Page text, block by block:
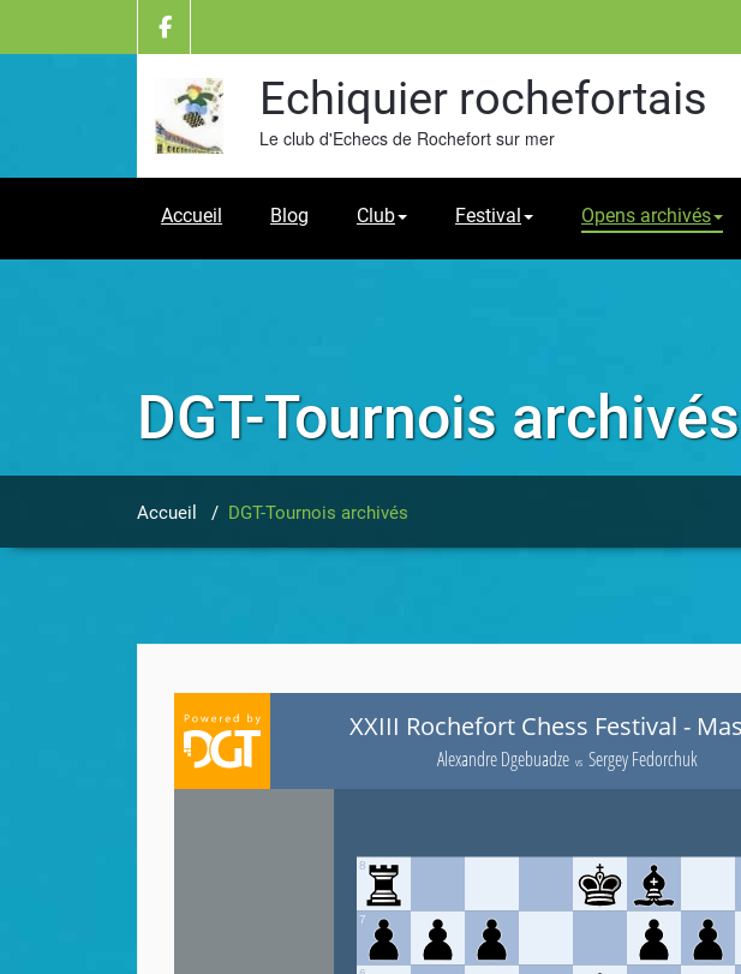
content
Echiquier rochefortais
Le club d'Echecs de Rochefort sur mer
Accueil Blog Club Festival Opens archivés
DGT-Tournois archivés
Accueil / DGT-Tournois archivés